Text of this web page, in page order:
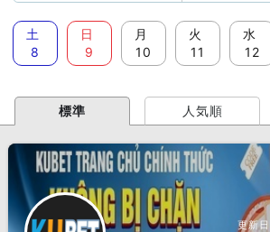
土
8
日
9
月
10
火
11
水
12
標準 人気順
更新日